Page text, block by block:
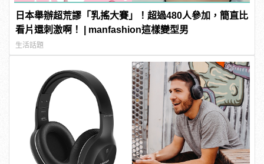
日本舉辦超荒謬「乳搖大賽」！超過480人參加，簡直比
看片還刺激啊！ | manfashion這樣變型男
生活話題